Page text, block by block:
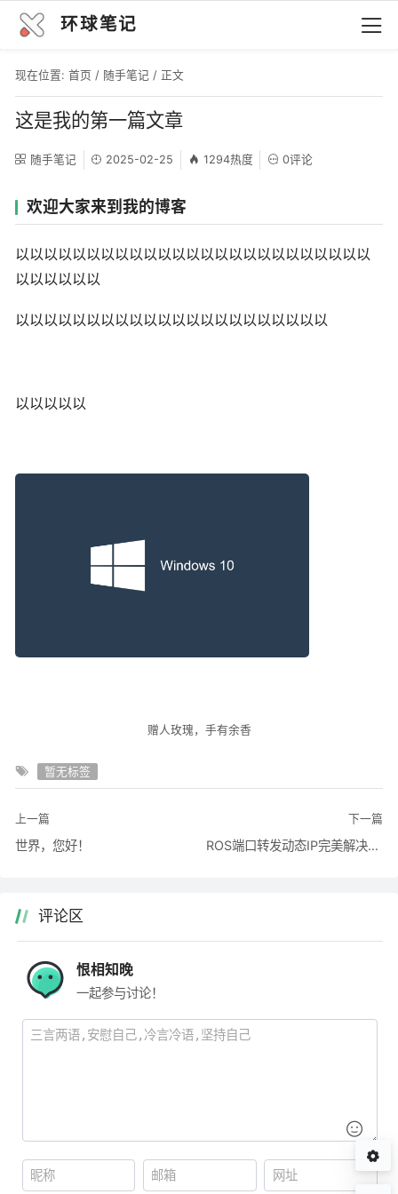
环球笔记
现在位置: 首页 / 随手笔记 / 正文
这是我的第一篇文章
随手笔记 2025-02-25 1294热度 0评论
欢迎大家来到我的博客
以以以以以以以以以以以以以以以以以以以以以以以以以
以以以以以以
以以以以以以以以以以以以以以以以以以以以以以
以以以以以
赠人玫瑰，手有余香
暂无标签
上一篇
世界，您好！
下一篇
ROS端口转发动态IP完美解决回流问题
评论区
恨相知晚
一起参与讨论！